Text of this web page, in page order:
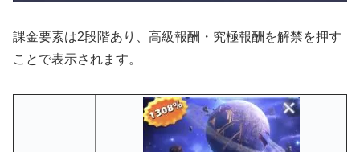
課金要素は2段階あり、高級報酬・究極報酬を解禁を押す
ことで表示されます。